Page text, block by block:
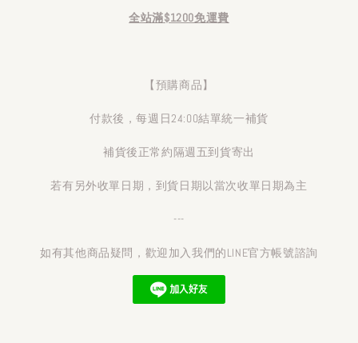
全站滿$1200免運費
【預購商品】
付款後，每週日24:00結單統一補貨
補貨後正常約隔週五到貨寄出
若有另外收單日期，到貨日期以當次收單日期為主
---
如有其他商品疑問，歡迎加入我們的LINE官方帳號諮詢